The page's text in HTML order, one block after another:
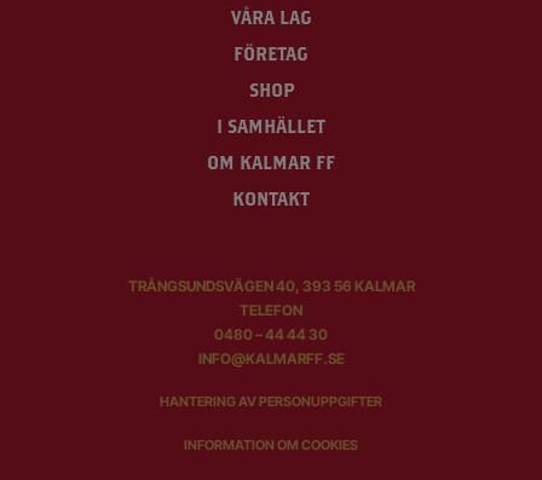
VÅRA LAG
FÖRETAG
SHOP
I SAMHÄLLET
OM KALMAR FF
KONTAKT
TRÅNGSUNDSVÄGEN 40, 393 56 KALMAR
TELEFON
0480 – 44 44 30
INFO@KALMARFF.SE
HANTERING AV PERSONUPPGIFTER
INFORMATION OM COOKIES